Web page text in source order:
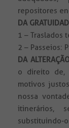
repositores
DA
1 – Traslados
2 – Passeios:
DA
o direito de,
motivos
nossa
itinerários,